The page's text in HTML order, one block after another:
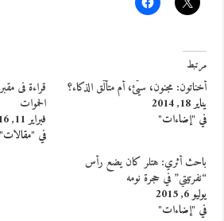
مرتبط
أخناتون: مجنون، سيّئ، أم متألّق الذكاء؟
يناير 18, 2014
في "إضاءات"
قراءة فى
الحموات
فبراير 11, 2016
في "مقالات"
باحث أثري: هتلر كان يضع رأس
“نفرتيتي” في حجرة نومه
يوليو 6, 2015
في "إضاءات"